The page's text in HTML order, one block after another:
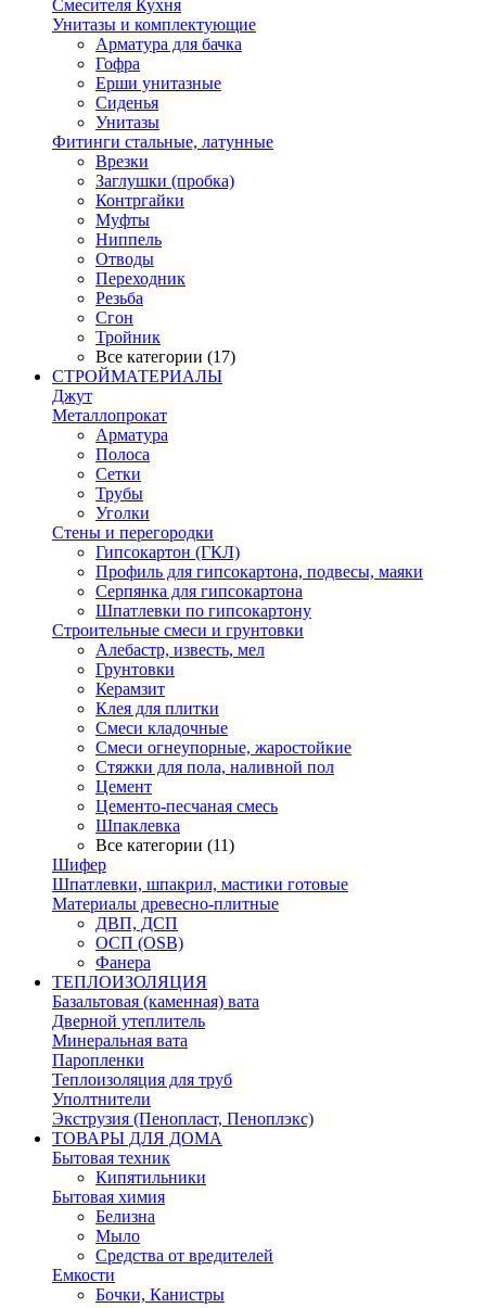
Смесителя Кухня
Унитазы и комплектующие
Арматура для бачка
Гофра
Ерши унитазные
Сиденья
Унитазы
Фитинги стальные, латунные
Врезки
Заглушки (пробка)
Контргайки
Муфты
Ниппель
Отводы
Переходник
Резьба
Сгон
Тройник
Все категории (17)
СТРОЙМАТЕРИАЛЫ
Джут
Металлопрокат
Арматура
Полоса
Сетки
Трубы
Уголки
Стены и перегородки
Гипсокартон (ГКЛ)
Профиль для гипсокартона, подвесы, маяки
Серпянка для гипсокартона
Шпатлевки по гипсокартону
Строительные смеси и грунтовки
Алебастр, известь, мел
Грунтовки
Керамзит
Клея для плитки
Смеси кладочные
Смеси огнеупорные, жаростойкие
Стяжки для пола, наливной пол
Цемент
Цементо-песчаная смесь
Шпаклевка
Все категории (11)
Шифер
Шпатлевки, шпакрил, мастики готовые
Материалы древесно-плитные
ДВП, ДСП
ОСП (OSB)
Фанера
ТЕПЛОИЗОЛЯЦИЯ
Базальтовая (каменная) вата
Дверной утеплитель
Минеральная вата
Паропленки
Теплоизоляция для труб
Уполтнители
Экструзия (Пенопласт, Пеноплэкс)
ТОВАРЫ ДЛЯ ДОМА
Бытовая техник
Кипятильники
Бытовая химия
Белизна
Мыло
Средства от вредителей
Емкости
Бочки, Канистры